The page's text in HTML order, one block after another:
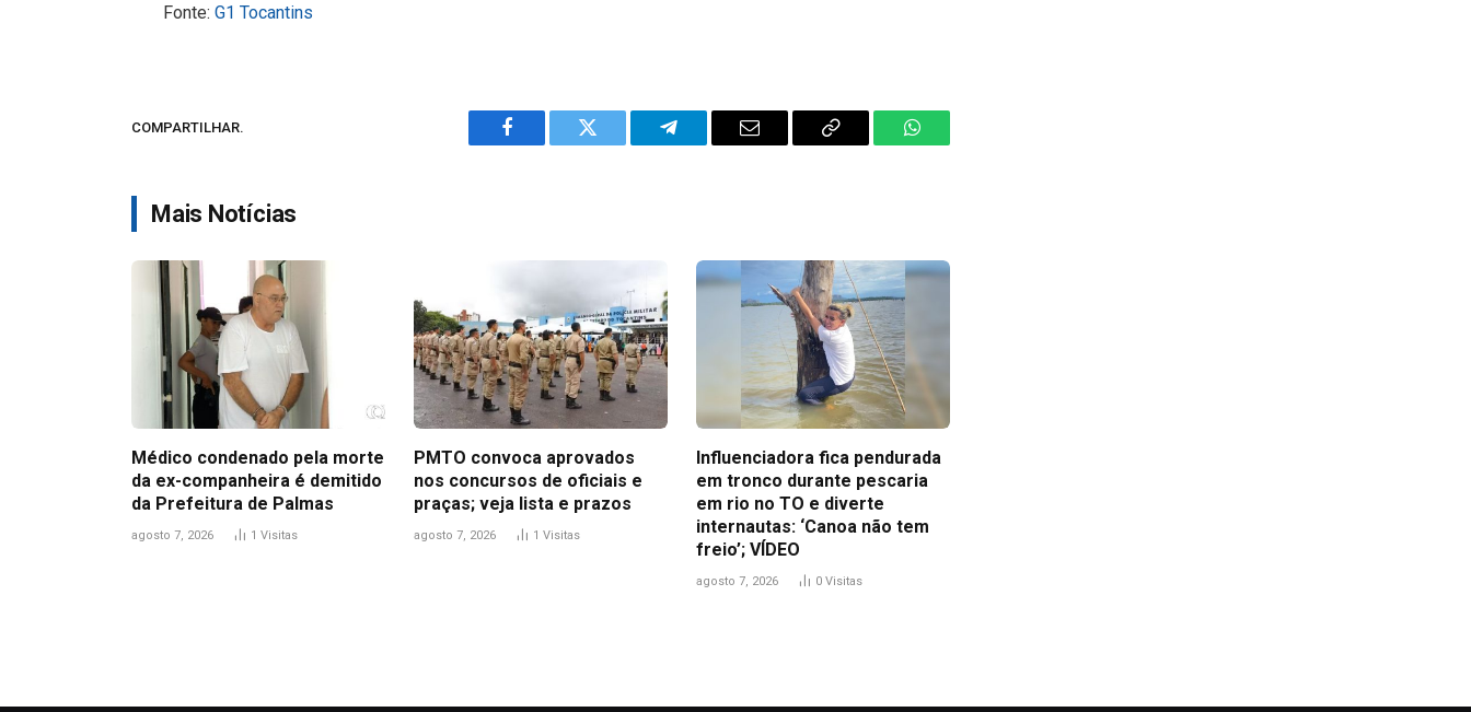
Fonte:G1 Tocantins
COMPARTILHAR.
Facebook Twitter Telegram Email
Copy
WhatsApp
Mais Notícias
Médico condenado pela morte
da ex-companheira é demitido
da Prefeitura de Palmas
agosto 7, 2026 1 Visitas
PMTO convoca aprovados
nos concursos de oficiais e
praças; veja lista e prazos
agosto 7, 2026 1 Visitas
Influenciadora fica pendurada
em tronco durante pescaria
em rio no TO e diverte
internautas: ‘Canoa não tem
freio’; VÍDEO
agosto 7, 2026 0 Visitas